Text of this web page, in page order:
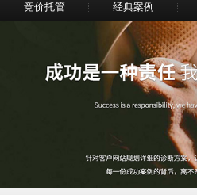
竞价托管 经典案例